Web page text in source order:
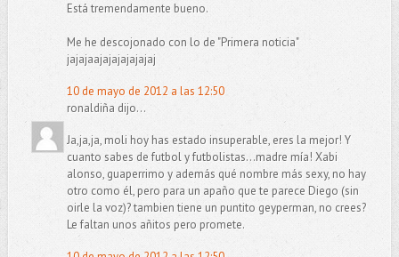
Está tremendamente bueno.
Me he descojonado con lo de "Primera noticia"
jajajaajajajajajajaj
10 de mayo de 2012 a las 12:50
ronaldiña dijo...
Ja,ja,ja, moli hoy has estado insuperable, eres la mejor! Y
cuanto sabes de futbol y futbolistas...madre mía! Xabi
alonso, guaperrimo y además qué nombre más sexy, no hay
otro como él, pero para un apaño que te parece Diego (sin
oirle la voz)? tambien tiene un puntito geyperman, no crees?
Le faltan unos añitos pero promete.